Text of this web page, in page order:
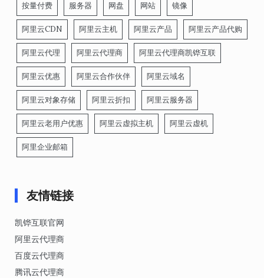
按量付费 服务器 网盘 网站 镜像
阿里云CDN 阿里云主机 阿里云产品 阿里云产品代购
阿里云代理 阿里云代理商 阿里云代理商凯铧互联
阿里云优惠 阿里云合作伙伴 阿里云域名
阿里云对象存储 阿里云折扣 阿里云服务器
阿里云老用户优惠 阿里云虚拟主机 阿里云虚机
阿里企业邮箱
友情链接
凯铧互联官网
阿里云代理商
百度云代理商
腾讯云代理商